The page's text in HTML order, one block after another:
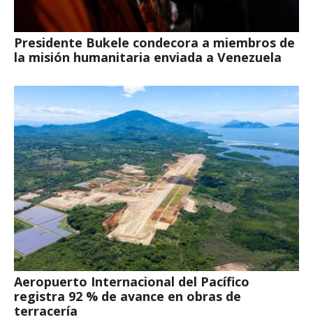
Presidente Bukele condecora a miembros de
la misión humanitaria enviada a Venezuela
Aeropuerto Internacional del Pacífico
registra 92 % de avance en obras de
terracería